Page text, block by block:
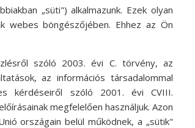
„süti") alkalmazunk. Ezek olyan
webes böngészőjében. Ehhez az Ön
szóló 2003. évi C. törvény, az
az információs társadalommal
kérdéseiről szóló 2001. évi CVIII.
megfelelően használjuk. Azon
országain belül működnek, a „sütik"